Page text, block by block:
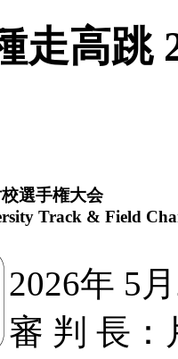
走高跳
選手権大会
Track & Field
2026年 5
審 判 長